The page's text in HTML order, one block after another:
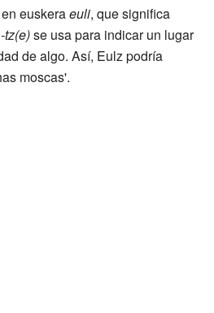
euskeraeuli, que significa
-tz(e)se usa para indicar un lugar
de algo. Así, Eulz podría
moscas'.